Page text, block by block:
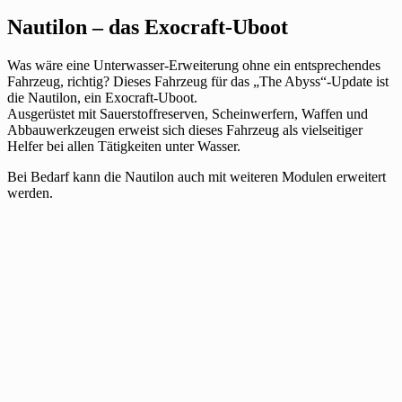
Nautilon – das Exocraft-Uboot
Was wäre eine Unterwasser-Erweiterung ohne ein entsprechendes
Fahrzeug, richtig? Dieses Fahrzeug für das „The Abyss“-Update ist
die Nautilon, ein Exocraft-Uboot.
Ausgerüstet mit Sauerstoffreserven, Scheinwerfern, Waffen und
Abbauwerkzeugen erweist sich dieses Fahrzeug als vielseitiger
Helfer bei allen Tätigkeiten unter Wasser.
Bei Bedarf kann die Nautilon auch mit weiteren Modulen erweitert
werden.